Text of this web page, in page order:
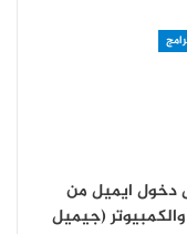
ايميل من
(جيميل